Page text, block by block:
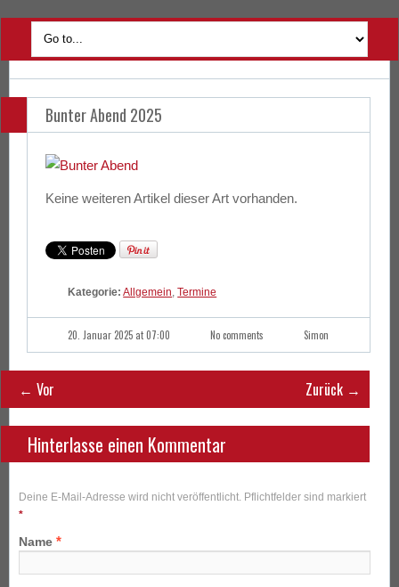
Bunter Abend 2025
Keine weiteren Artikel dieser Art vorhanden.
Kategorie: Allgemein ,Termine
20. Januar 2025 at 07:00 No comments Simon
← Vor Zurück →
Hinterlasse einen Kommentar
Deine E-Mail-Adresse wird nicht veröffentlicht. Pflichtfelder sind markiert
*
Name *